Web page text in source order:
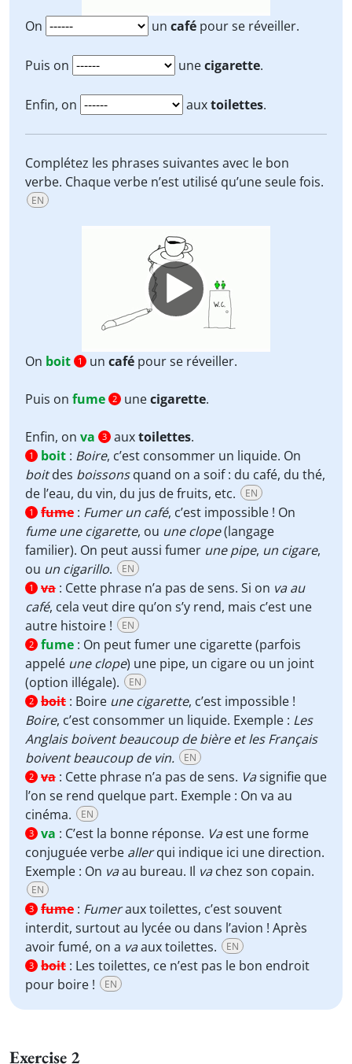
On un café pour se réveiller.
Puis on unecigarette.
Enfin, on auxtoilettes.
Complétez les phrases suivantes avec le bon
verbe. Chaque verbe n’est utilisé qu’une seule fois.
EN
On boit 1 un café pour se réveiller.
Puis on fume 2 unecigarette.
Enfin, on va 3 auxtoilettes.
1 boit : Boire, c’est consommer un liquide. On
boitdes boissonsquand on a soif : du café, du thé,
de l’eau, du vin, du jus de fruits, etc.
EN
1 fume : Fumer un café, c’est impossible ! On
fume une cigarette, ou une clope(langage
familier). On peut aussi fumer une pipe, un cigare,
ou un cigarillo. EN
1 va : Cette phrase n’a pas de sens. Si on va au
café, cela veut dire qu’on s’y rend, mais c’est une
autre histoire !
EN
2 fume : On peut fumer une cigarette (parfois
appelé une clope) une pipe, un cigare ou un joint
(option illégale).
EN
2 boit : Boire une cigarette, c’est impossible !
Boire, c’est consommer un liquide. Exemple : Les
Anglais boivent beaucoup de bière et les Français
boivent beaucoup de vin.
EN
2 va : Cette phrase n’a pas de sens. Vasignifie que
l’on se rend quelque part. Exemple : On va au
cinéma.
EN
3 va : C’est la bonne réponse. Vaest une forme
conjuguée verbe allerqui indique ici une direction.
Exemple : On vaau bureau. Il vachez son copain.
EN
3 fume : Fumeraux toilettes, c’est souvent
interdit, surtout au lycée ou dans l’avion ! Après
avoir fumé, on a vaaux toilettes. EN
3 boit : Les toilettes, ce n’est pas le bon endroit
pour boire !
EN
Exercise 2